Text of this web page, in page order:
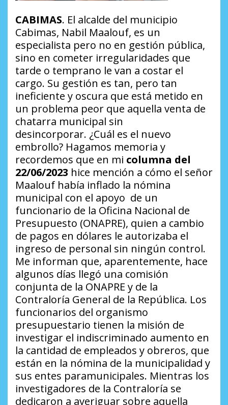
CABIMAS. El alcalde del municipio
Cabimas, Nabil Maalouf, es un
especialista pero no en gestión pública,
sino en cometer irregularidades que
tarde o temprano le van a costar el
cargo. Su gestión es tan, pero tan
ineficiente y oscura que está metido en
un problema peor que aquella venta de
chatarra municipal sin
desincorporar. ¿Cuál es el nuevo
embrollo? Hagamos memoria y
recordemos que en mi columna del
22/06/2023 hice mención a cómo el señor
Maalouf había inflado la nómina
municipal con el apoyo de un
funcionario de la Oficina Nacional de
Presupuesto (ONAPRE), quien a cambio
de pagos en dólares le autorizaba el
ingreso de personal sin ningún control.
Me informan que, aparentemente, hace
algunos días llegó una comisión
conjunta de la ONAPRE y de la
Contraloría General de la República. Los
funcionarios del organismo
presupuestario tienen la misión de
investigar el indiscriminado aumento en
la cantidad de empleados y obreros, que
están en la nómina de la municipalidad y
sus entes paramunicipales. Mientras los
investigadores de la Contraloría se
dedicaron a averiguar sobre aquella